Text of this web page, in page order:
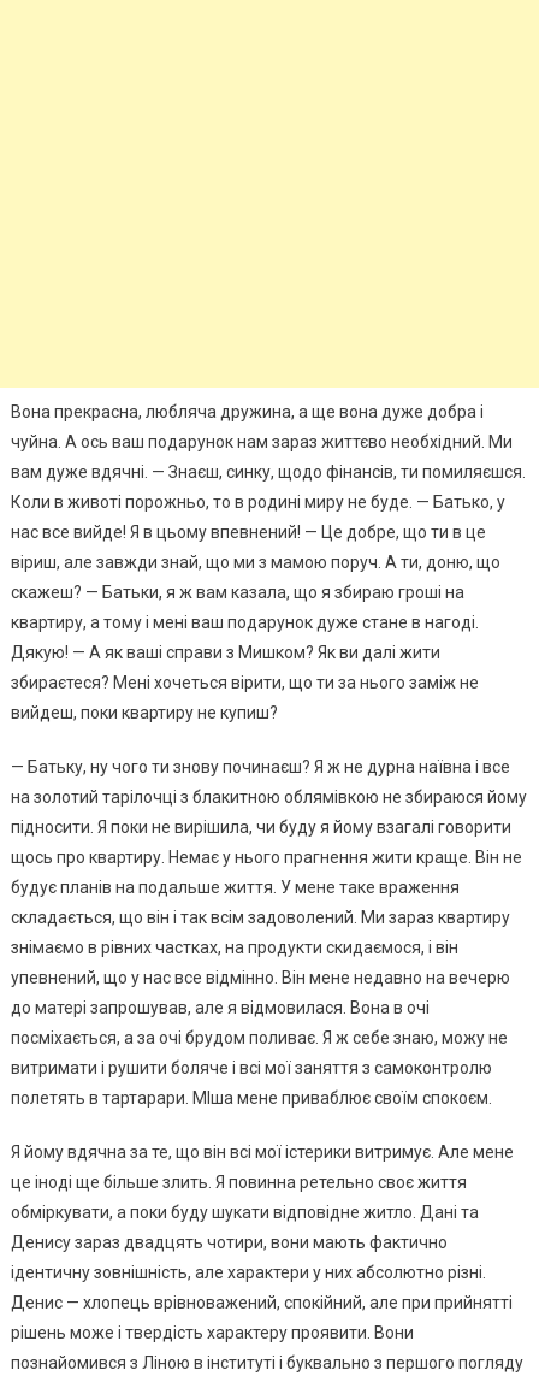
Вона прекрасна, любляча дружина, а ще вона дуже добра і
чуйна. А ось ваш подарунок нам зараз життєво необхідний. Ми
вам дуже вдячні. — Знаєш, синку, щодо фінансів, ти помиляєшся.
Коли в животі порожньо, то в родині миру не буде. — Батько, у
нас все вийде! Я в цьому впевнений! — Це добре, що ти в це
віриш, але завжди знай, що ми з мамою поруч. А ти, доню, що
скажеш? — Батьки, я ж вам казала, що я збираю гроші на
квартиру, а тому і мені ваш подарунок дуже стане в нагоді.
Дякую! — А як ваші справи з Мишком? Як ви далі жити
збираєтеся? Мені хочеться вірити, що ти за нього заміж не
вийдеш, поки квартиру не купиш?
— Батьку, ну чого ти знову починаєш? Я ж не дурна наївна і все
на золотий тарілочці з блакитною облямівкою не збираюся йому
підносити. Я поки не вирішила, чи буду я йому взагалі говорити
щось про квартиру. Немає у нього прагнення жити краще. Він не
будує планів на подальше життя. У мене таке враження
складається, що він і так всім задоволений. Ми зараз квартиру
знімаємо в рівних частках, на продукти скидаємося, і він
упевнений, що у нас все відмінно. Він мене недавно на вечерю
до матері запрошував, але я відмовилася. Вона в очі
посміхається, а за очі брудом поливає. Я ж себе знаю, можу не
витримати і рушити боляче і всі мої заняття з самоконтролю
полетять в тартарари. МІша мене приваблює своїм спокоєм.
Я йому вдячна за те, що він всі мої істерики витримує. Але мене
це іноді ще більше злить. Я повинна ретельно своє життя
обміркувати, а поки буду шукати відповідне житло. Дані та
Денису зараз двадцять чотири, вони мають фактично
ідентичну зовнішність, але характери у них абсолютно різні.
Денис — хлопець врівноважений, спокійний, але при прийнятті
рішень може і твердість характеру проявити. Вони
познайомився з Ліною в інституті і буквально з першого погляду